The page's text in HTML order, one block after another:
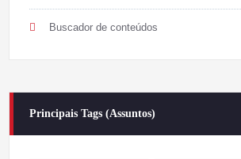
Buscador de conteúdos
Principais Tags (Assuntos)